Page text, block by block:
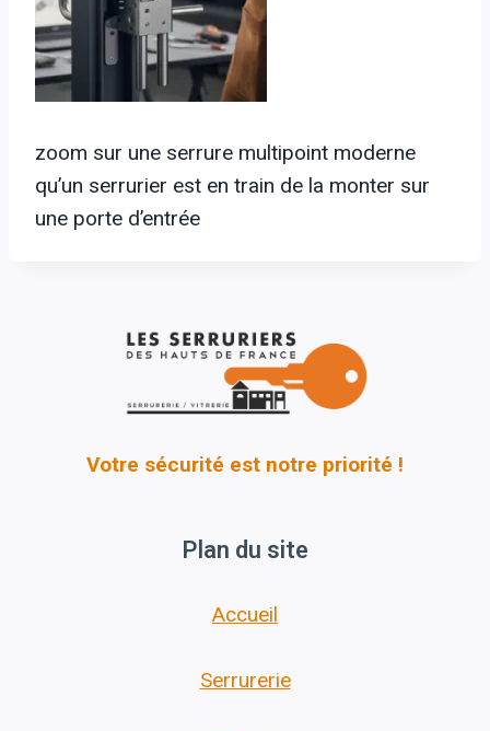
zoom sur une serrure multipoint moderne
qu’un serrurier est en train de la monter sur
une porte d’entrée
Votre sécurité est notre priorité !
Plan du site
Accueil
Serrurerie